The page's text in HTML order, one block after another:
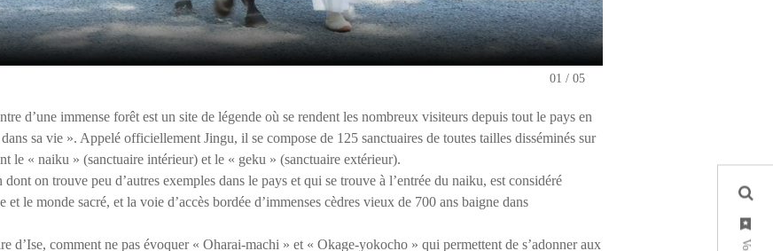
01 05
d’une immense forêt est un site de légende où se rendent les nombreux visiteurs depuis tout le pays en
sa vie ». Appelé officiellement Jingu, il se compose de 125 sanctuaires de toutes tailles disséminés sur
le « naiku » (sanctuaire intérieur) et le « geku » (sanctuaire extérieur).
on trouve peu d’autres exemples dans le pays et qui se trouve à l’entrée du naiku, est considéré
le monde sacré, et la voie d’accès bordée d’immenses cèdres vieux de 700 ans baigne dans
d’Ise, comment ne pas évoquer « Oharai-machi » et « Okage-yokocho » qui permettent de s’adonner aux